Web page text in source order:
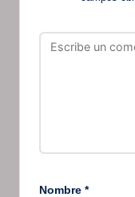
Nombre *